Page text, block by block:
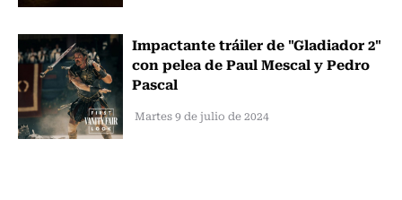
Impactante tráiler de "Gladiador 2"
con pelea de Paul Mescal y Pedro
Pascal
Martes 9 de julio de 2024